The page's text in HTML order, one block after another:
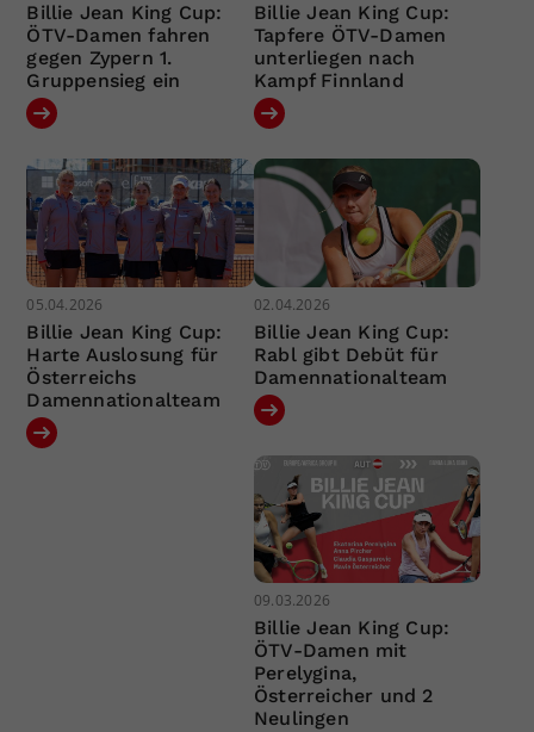
Billie Jean King Cup:
ÖTV-Damen fahren
gegen Zypern 1.
Gruppensieg ein
Billie Jean King Cup:
Tapfere ÖTV-Damen
unterliegen nach
Kampf Finnland
05.04.2026
Billie Jean King Cup:
Harte Auslosung für
Österreichs
Damennationalteam
02.04.2026
Billie Jean King Cup:
Rabl gibt Debüt für
Damennationalteam
09.03.2026
Billie Jean King Cup:
ÖTV-Damen mit
Perelygina,
Österreicher und 2
Neulingen